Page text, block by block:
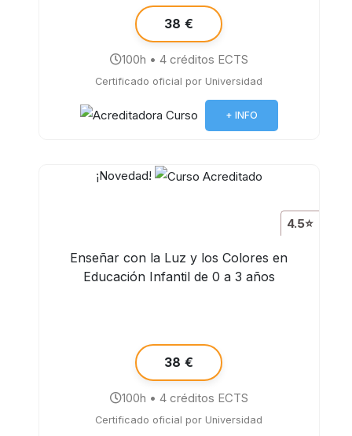
38 €
100h • 4 créditos ECTS
Certificado oficial por Universidad
+ INFO
¡Novedad!
4.5⭐
Enseñar con la Luz y los Colores en
Educación Infantil de 0 a 3 años
38 €
100h • 4 créditos ECTS
Certificado oficial por Universidad